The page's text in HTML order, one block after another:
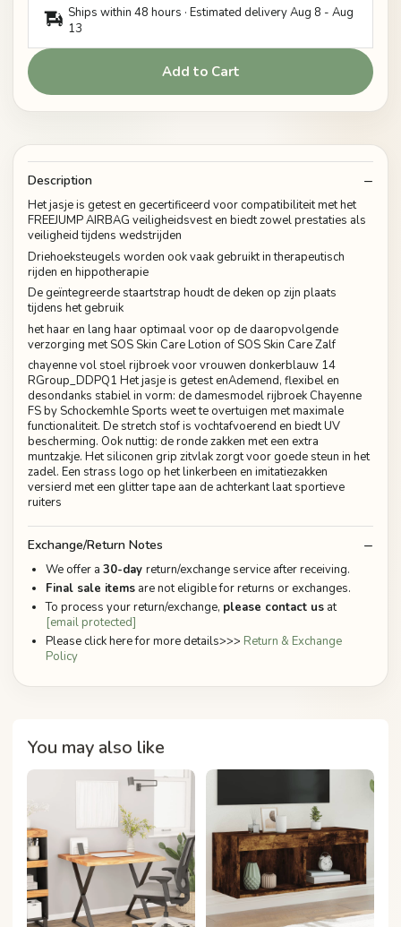
Ships within 48 hours · Estimated deliveryAug 8 - Aug
13
Add to Cart
Description
Het jasje is getest en gecertificeerd voor compatibiliteit met het
FREEJUMP AIRBAG veiligheidsvest en biedt zowel prestaties als
veiligheid tijdens wedstrijden
Driehoeksteugels worden ook vaak gebruikt in therapeutisch
rijden en hippotherapie
De geïntegreerde staartstrap houdt de deken op zijn plaats
tijdens het gebruik
het haar en lang haar optimaal voor op de daaropvolgende
verzorging met SOS Skin Care Lotion of SOS Skin Care Zalf
chayenne vol stoel rijbroek voor vrouwen donkerblauw 14
RGroup_DDPQ1 Het jasje is getest enAdemend, flexibel en
desondanks stabiel in vorm: de damesmodel rijbroek Chayenne
FS by Schockemhle Sports weet te overtuigen met maximale
functionaliteit. De stretch stof is vochtafvoerend en biedt UV
bescherming. Ook nuttig: de ronde zakken met een extra
muntzakje. Het siliconen grip zitvlak zorgt voor goede steun in het
zadel. Een strass logo op het linkerbeen en imitatiezakken
versierd met een glitter tape aan de achterkant laat sportieve
ruiters
Exchange/Return Notes
We offer a 30-day return/exchange service after receiving.
Final sale items are not eligible for returns or exchanges.
To process your return/exchange, please contact us at
[email protected]
Please click here for more details>>> Return & Exchange
Policy
You may also like